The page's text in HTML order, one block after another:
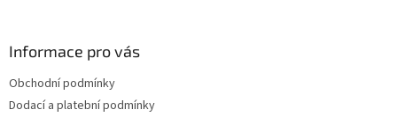
Informace pro vás
Obchodní podmínky
Dodací a platební podmínky